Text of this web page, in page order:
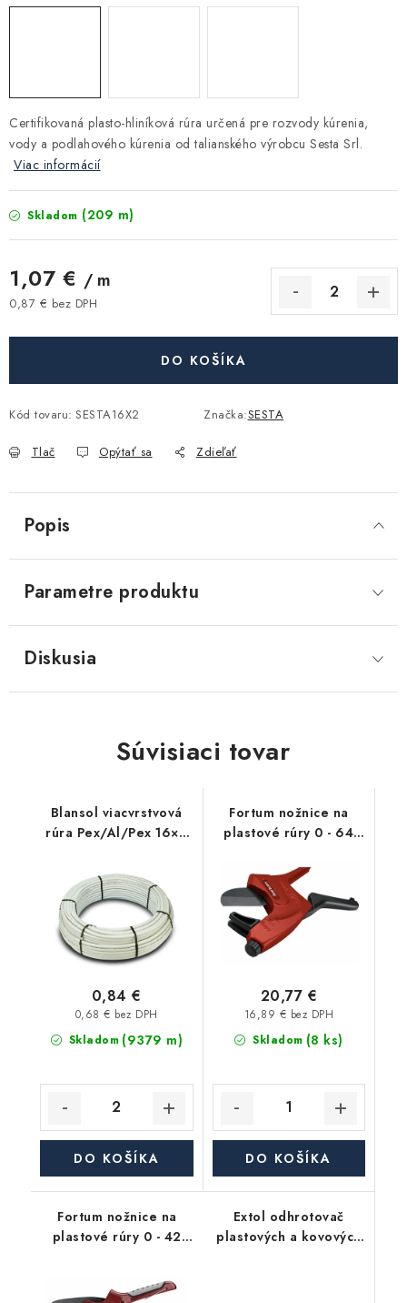
Filtrovanie a úprava vody
Kúpeľňa a sanita
Spojovací materiál
Kontakty
Obchodné podmienky
Podmienky ochrany osobných údajov
Certifikovaná plasto-hliníková rúra určená pre rozvody kúrenia,
vody a podlahového kúrenia od talianského výrobcu Sesta Srl.
Viac informácií
Skladom (209 m)
1,07 € / m
0,87 € bez DPH
DO KOŠÍKA
Kód tovaru: SESTA16X2 Značka:SESTA
Tlač Opýtať sa Zdieľať
Popis
Parametre produktu
Diskusia
Súvisiaci tovar
Blansol viacvrstvová
rúra Pex/Al/Pex 16×2
má 100 m) - metráž
Skladom (9379 m)
0,68 € bez DPH
0,84 €
DO KOŠÍKA
Fortum nožnice na
plastové rúry 0 - 64
Skladom (8 ks)
16,89 € bez DPH
20,77 €
DO KOŠÍKA
Fortum nožnice na
plastové rúry 0 - 42
Extol odhrotovač
plastových a kovových